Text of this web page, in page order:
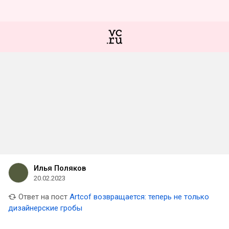
Илья Поляков
20.02.2023
Ответ на пост Artcof возвращается: теперь не только
дизайнерские гробы